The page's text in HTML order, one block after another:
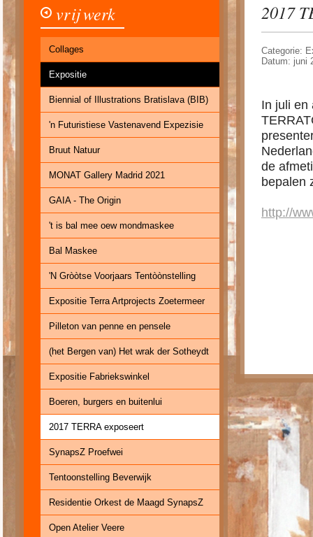
vrij werk
Collages
Expositie
Biennial of Illustrations Bratislava (BIB)
'n Futuristiese Vastenavend Expezisie
Bruut Natuur
MONAT Gallery Madrid 2021
GAIA - The Origin
't is bal mee oew mondmaskee
Bal Maskee
'N Gròòtse Voorjaars Tentòònstelling
Expositie Terra Artprojects Zoetermeer
Pilleton van penne en pensele
(het Bergen van) Het wrak der Sotheydt
Expositie Fabriekswinkel
Boeren, burgers en buitenlui
2017 TERRA exposeert
SynapsZ Proefwei
Tentoonstelling Beverwijk
Residentie Orkest de Maagd SynapsZ
Open Atelier Veere
2017
Categorie:
Datum: juni
In juli en
de
bepalen
http://